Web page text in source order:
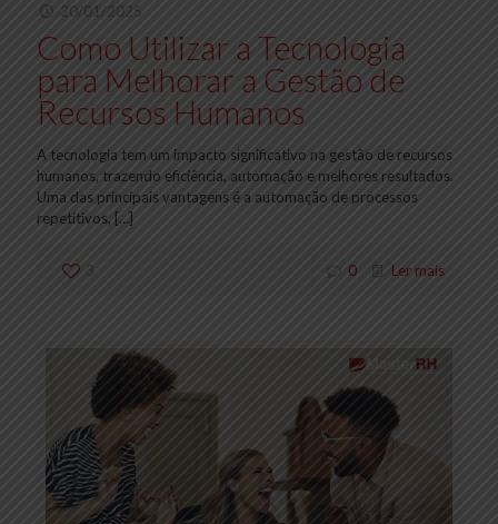
20/01/2025
Como Utilizar a Tecnologia
para Melhorar a Gestão de
Recursos Humanos
A tecnologia tem um impacto significativo na gestão de recursos
humanos, trazendo eficiência, automação e melhores resultados.
Uma das principais vantagens é a automação de processos
repetitivos, […]
3 0 Ler mais